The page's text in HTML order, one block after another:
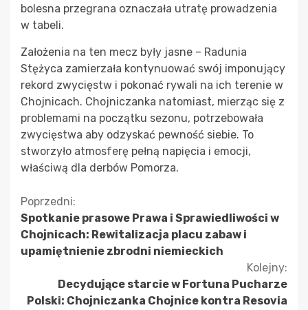
bolesna przegrana oznaczała utratę prowadzenia
w tabeli.
Założenia na ten mecz były jasne – Radunia
Stężyca zamierzała kontynuować swój imponujący
rekord zwycięstw i pokonać rywali na ich terenie w
Chojnicach. Chojniczanka natomiast, mierząc się z
problemami na początku sezonu, potrzebowała
zwycięstwa aby odzyskać pewność siebie. To
stworzyło atmosferę pełną napięcia i emocji,
właściwą dla derbów Pomorza.
Kontynuuj
czytanie
Poprzedni:
Spotkanie prasowe Prawa i Sprawiedliwości w
Chojnicach: Rewitalizacja placu zabaw i
upamiętnienie zbrodni niemieckich
Kolejny:
Decydujące starcie w Fortuna Pucharze
Polski: Chojniczanka Chojnice kontra Resovia